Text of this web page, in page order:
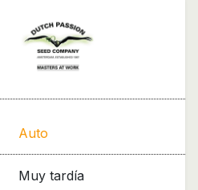
Auto
Muy tardía